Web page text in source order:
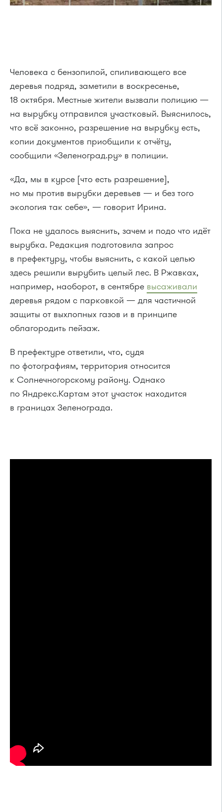
Человека с бензопилой, спиливающего все
деревья подряд, заметили в воскресенье,
18 октября. Местные жители вызвали полицию —
на вырубку отправился участковый. Выяснилось,
что всё законно, разрешение на вырубку есть,
копии документов приобщили к отчёту,
сообщили «Зеленоград.ру» в полиции.
«Да, мы в курсе [что есть разрешение],
но мы против вырубки деревьев — и без того
экология так себе», — говорит Ирина.
Пока не удалось выяснить, зачем и подо что идёт
вырубка. Редакция подготовила запрос
в префектуру, чтобы выяснить, с какой целью
здесь решили вырубить целый лес. В Ржавках,
например, наоборот, в сентябре высаживали
деревья рядом с парковкой — для частичной
защиты от выхлопных газов и в принципе
облагородить пейзаж.
В префектуре ответили, что, судя
по фотографиям, территория относится
к Солнечногорскому району. Однако
по Яндрекс.Картам этот участок находится
в границах Зеленограда.